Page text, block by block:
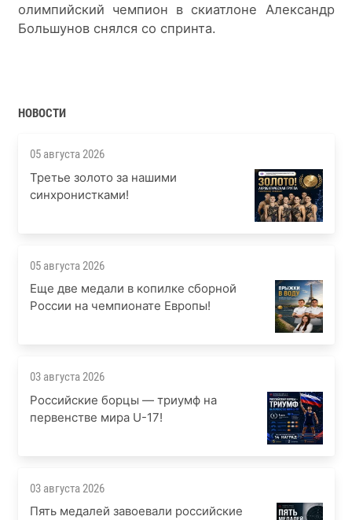
олимпийский чемпион в скиатлоне Александр
Большунов снялся со спринта.
НОВОСТИ
05 августа 2026
Третье золото за нашими
синхронистками!
05 августа 2026
Еще две медали в копилке сборной
России на чемпионате Европы!
03 августа 2026
Российские борцы — триумф на
первенстве мира U-17!
03 августа 2026
Пять медалей завоевали российские